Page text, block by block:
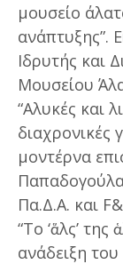
μουσείο
ανάπτυξης”.
Ιδρυτής και
Μουσείου
“Αλυκές και
διαχρονικές
μοντέρνα
Πα.Δ.Α. και
“Το ‘ἅλς’ της
ανάδειξη